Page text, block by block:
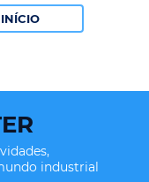
INÍCIO
industrial